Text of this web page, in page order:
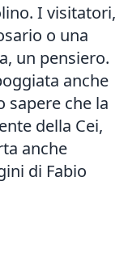
I visitatori,
o una
un pensiero.
anche
sapere che la
della Cei,
anche
di Fabio